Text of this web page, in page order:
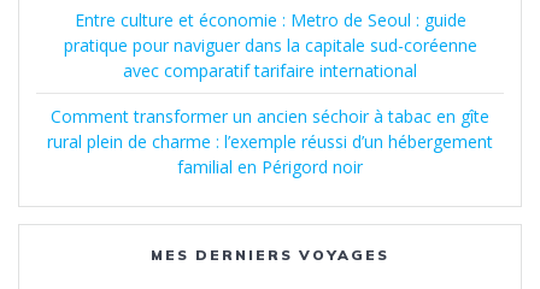
Entre culture et économie : Metro de Seoul : guide
pratique pour naviguer dans la capitale sud-coréenne
avec comparatif tarifaire international
Comment transformer un ancien séchoir à tabac en gîte
rural plein de charme : l’exemple réussi d’un hébergement
familial en Périgord noir
MES DERNIERS VOYAGES